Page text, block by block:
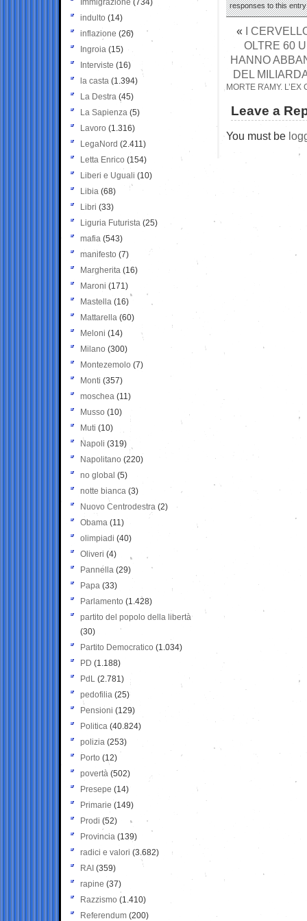
responses to this
« I
OLTRE 60
HANNO
DEL
MORTE RAMY.
Leave a
You must be
Immigrazione (734)
indulto (14)
inflazione (26)
Ingroia (15)
Interviste (16)
la casta (1.394)
La Destra (45)
La Sapienza (5)
Lavoro (1.316)
LegaNord (2.411)
Letta Enrico (154)
Liberi e Uguali (10)
Libia (68)
Libri (33)
Liguria Futurista (25)
mafia (543)
manifesto (7)
Margherita (16)
Maroni (171)
Mastella (16)
Mattarella (60)
Meloni (14)
Milano (300)
Montezemolo (7)
Monti (357)
moschea (11)
Musso (10)
Muti (10)
Napoli (319)
Napolitano (220)
no global (5)
notte bianca (3)
Nuovo Centrodestra (2)
Obama (11)
olimpiadi (40)
Oliveri (4)
Pannella (29)
Papa (33)
Parlamento (1.428)
partito del popolo della libertà
(30)
Partito Democratico (1.034)
PD (1.188)
PdL (2.781)
pedofilia (25)
Pensioni (129)
Politica (40.824)
polizia (253)
Porto (12)
povertà (502)
Presepe (14)
Primarie (149)
Prodi (52)
Provincia (139)
radici e valori (3.682)
RAI (359)
rapine (37)
Razzismo (1.410)
Referendum (200)